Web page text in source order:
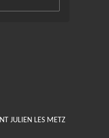
JULIEN LES METZ